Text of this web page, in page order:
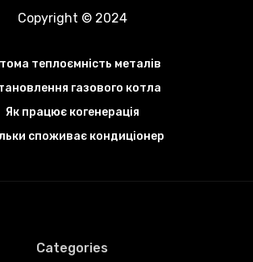
Copyright © 2024
теплоємність металів
газового котла
Як працює когенерація
споживає кондиціонер
Categories